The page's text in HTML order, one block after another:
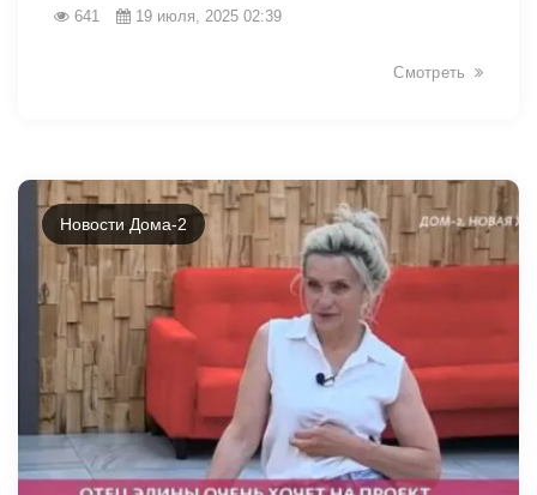
641 19 июля, 2025 02:39
Смотреть
Новости Дома-2